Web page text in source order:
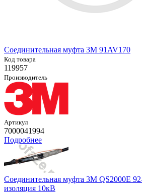
Соединительная муфта 3M 91AV170
Код товара
119957
Производитель
Артикул
7000041994
Подробнее
Соединительная муфта 3M QS2000E
изоляция 10кВ